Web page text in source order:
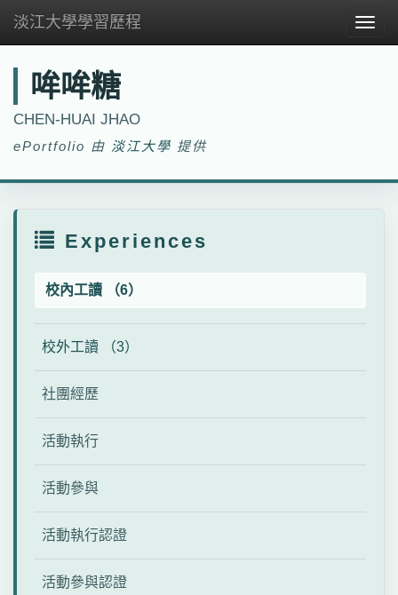
淡江大學學習歷程
哞哞糖
CHEN-HUAI JHAO
ePortfolio 由 淡江大學 提供
Experiences
校內工讀 （6）
校外工讀 （3）
社團經歷
活動執行
活動參與
活動執行認證
活動參與認證